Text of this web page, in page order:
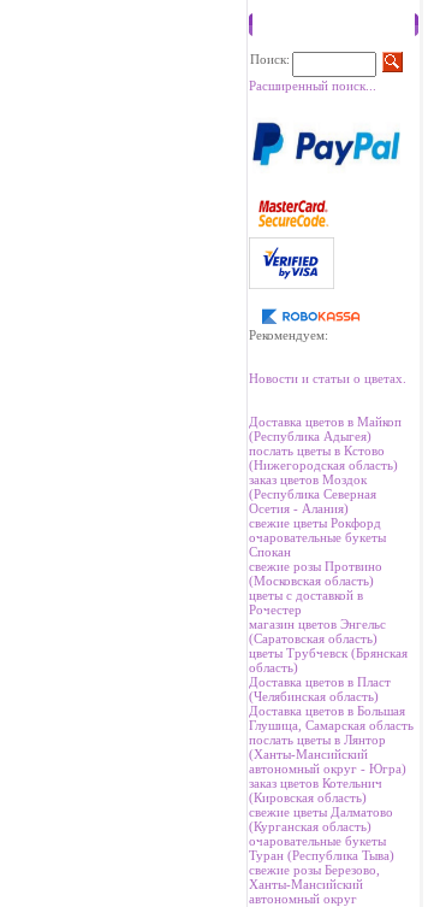
Поиск:
Расширенный поиск...
Рекомендуем:
Новости и статьи о цветах.
Доставка цветов в Майкоп
(Республика Адыгея)
послать цветы в Кстово
(Нижегородская область)
заказ цветов Моздок
(Республика Северная
Осетия - Алания)
свежие цветы Рокфорд
очаровательные букеты
Спокан
свежие розы Протвино
(Московская область)
цветы с доставкой в
Рочестер
магазин цветов Энгельс
(Саратовская область)
цветы Трубчевск (Брянская
область)
Доставка цветов в Пласт
(Челябинская область)
Доставка цветов в Большая
Глушица, Самарская область
послать цветы в Лянтор
(Ханты-Мансийский
автономный округ - Югра)
заказ цветов Котельнич
(Кировская область)
свежие цветы Далматово
(Курганская область)
очаровательные букеты
Туран (Республика Тыва)
свежие розы Березово,
Ханты-Мансийский
автономный округ